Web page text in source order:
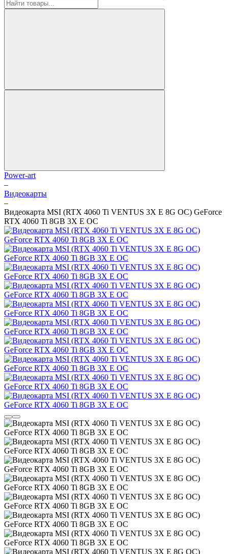
Power-art
–
Видеокарты
–
Видеокарта MSI (RTX 4060 Ti VENTUS 3X E 8G OC) GeForce
RTX 4060 Ti 8GB 3X E OC